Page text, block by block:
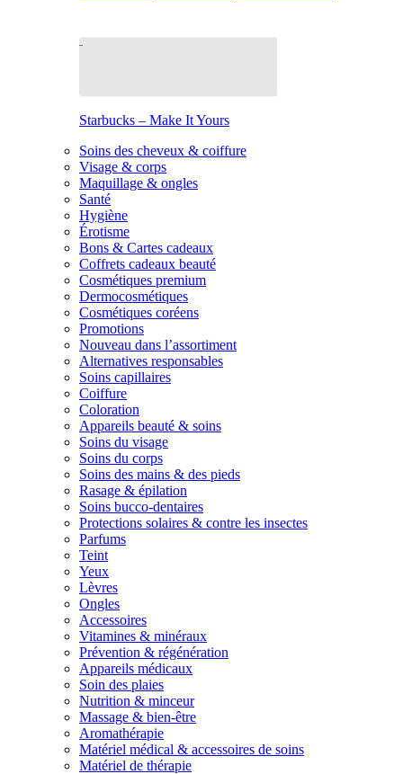
Starbucks – Make It Yours
Soins des cheveux & coiffure
Visage & corps
Maquillage & ongles
Santé
Hygiène
Érotisme
Bons & Cartes cadeaux
Coffrets cadeaux beauté
Cosmétiques premium
Dermocosmétiques
Cosmétiques coréens
Promotions
Nouveau dans l’assortiment
Alternatives responsables
Soins capillaires
Coiffure
Coloration
Appareils beauté & soins
Soins du visage
Soins du corps
Soins des mains & des pieds
Rasage & épilation
Soins bucco-dentaires
Protections solaires & contre les insectes
Parfums
Teint
Yeux
Lèvres
Ongles
Accessoires
Vitamines & minéraux
Prévention & régénération
Appareils médicaux
Soin des plaies
Nutrition & minceur
Massage & bien-être
Aromathérapie
Matériel médical & accessoires de soins
Matériel de thérapie